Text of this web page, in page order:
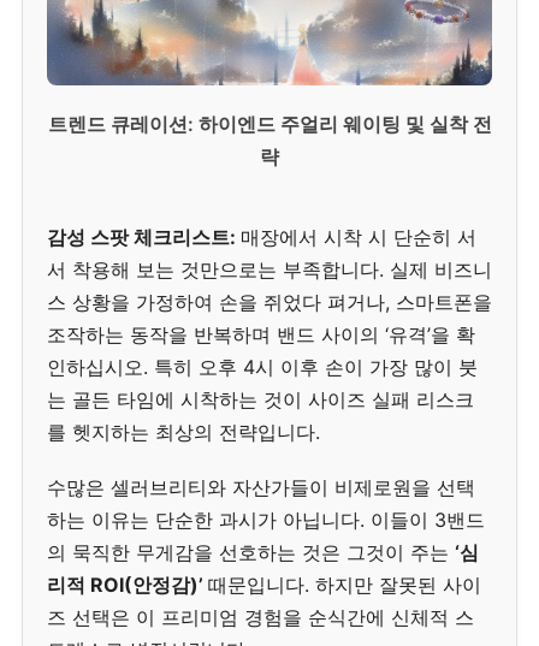
트렌드 큐레이션: 하이엔드 주얼리 웨이팅 및 실착 전
략
감성 스팟 체크리스트: 매장에서 시착 시 단순히 서
서 착용해 보는 것만으로는 부족합니다. 실제 비즈니
스 상황을 가정하여 손을 쥐었다 펴거나, 스마트폰을
조작하는 동작을 반복하며 밴드 사이의 ‘유격’을 확
인하십시오. 특히 오후 4시 이후 손이 가장 많이 붓
는 골든 타임에 시착하는 것이 사이즈 실패 리스크
를 헷지하는 최상의 전략입니다.
수많은 셀러브리티와 자산가들이 비제로원을 선택
하는 이유는 단순한 과시가 아닙니다. 이들이 3밴드
의 묵직한 무게감을 선호하는 것은 그것이 주는 ‘심
리적 ROI(안정감)’ 때문입니다. 하지만 잘못된 사이
즈 선택은 이 프리미엄 경험을 순식간에 신체적 스